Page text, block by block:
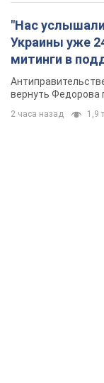
"Нас
Украины уже
митинги в
вернуть Федорова
2 часа назад 1,9